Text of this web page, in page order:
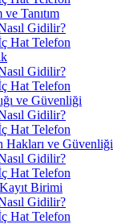
Tanıtım
Gidilir?
Hat Telefon
Gidilir?
Hat Telefon
ve Güvenliği
Gidilir?
Hat Telefon
Hakları ve Güvenliği
Gidilir?
Hat Telefon
Birimi
Gidilir?
Hat Telefon